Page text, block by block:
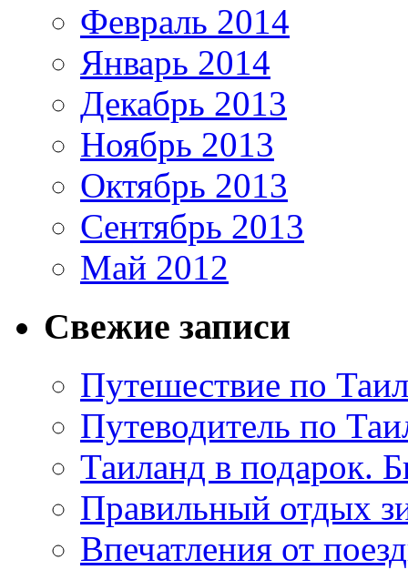
Февраль 2014
Январь 2014
Декабрь 2013
Ноябрь 2013
Октябрь 2013
Сентябрь 2013
Май 2012
Свежие записи
Путешествие по
Путеводитель по
Таиланд в подарок.
Правильный отдых
Впечатления от